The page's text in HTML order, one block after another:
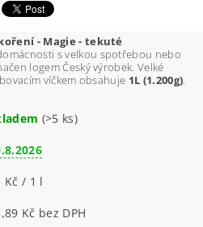
- Magie - tekuté
s velkou spotřebou nebo
logem Český výrobek. Velké
víčkem obsahuje 1L (1.200g).
(>5 ks)
Kč / 1 l
75,89 Kč bez DPH